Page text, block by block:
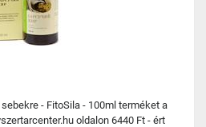
- FitoSila - 100ml terméket a
oldalon 6440 Ft - ért